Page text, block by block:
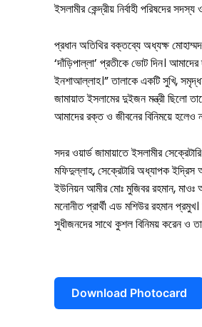
ইসলামীর কেন্দ্রীয় নির্বাহী পরিষদের
প্রধান অতিথির বক্তব্যে অধ্যক্ষ
‘দাঁড়িপাল্লা’ প্রতীকে ভোট দিন।
ইনশাআল্লাহ।” তালাকে একটি সুখি,
জামায়াত ইসলামের দুইজন মন্ত্রী ছিলো
আমাদের রক্ত ও জীবনের বিনিময়ে হলেও
সদর ওয়ার্ড জামায়াতে ইসলামীর
মফিদুল্লাহ, সেক্রেটারি অধ্যাপক ইদ্রিস
ইউনিয়ন আমীর মোঃ মুজিবর রহমান, মাওঃ
মনোনীত প্রার্থী এড মশিউর রহমান প্রমুখ।
সুধীজনদের সাথে কুশল বিনিময় করেন ও
Download Photocard